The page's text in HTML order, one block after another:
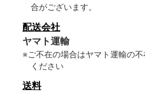
合がございます。
配送会社
ヤマト運輸
※ご不在の場合はヤマト運輸の
ください
送料